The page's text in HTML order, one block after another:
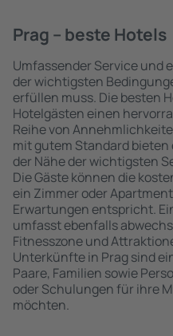
Prag – beste Hotels
Umfassender Service und
der wichtigsten
erfüllen muss. Die besten
Hotelgästen einen
Reihe von
mit gutem Standard
der Nähe der wichtigsten
Die Gäste können die
ein Zimmer oder
Erwartungen entspricht.
umfasst ebenfalls
Fitnesszone und
Unterkünfte in Prag sind
Paare, Familien sowie
oder Schulungen für ihre
möchten.